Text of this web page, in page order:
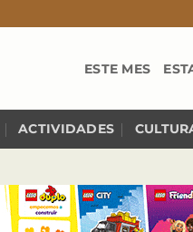
ESTE MES
ACTIVIDADES